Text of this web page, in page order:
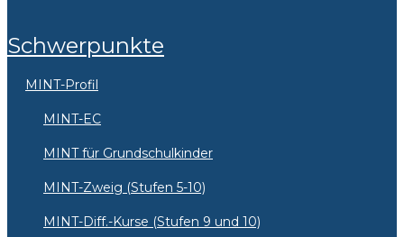
Schwerpunkte
MINT-Profil
MINT-EC
MINT für Grundschulkinder
MINT-Zweig (Stufen 5-10)
MINT-Diff.-Kurse (Stufen 9 und 10)